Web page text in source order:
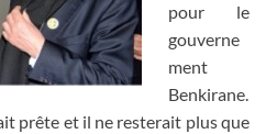
pour le
gouverne
ment
Benkirane.
prête et il ne resterait plus que